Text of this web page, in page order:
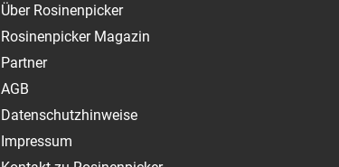
Über Rosinenpicker
Rosinenpicker Magazin
Partner
AGB
Datenschutzhinweise
Impressum